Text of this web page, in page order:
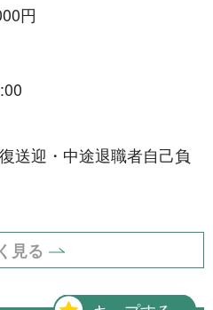
円
送迎・中途退職者自己負
見る